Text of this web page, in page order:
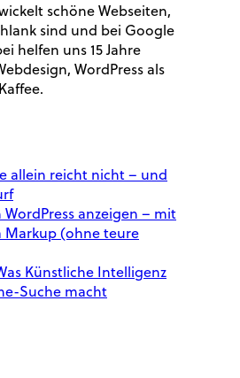
schöne Webseiten,
sind und bei Google
helfen uns 15 Jahre
WordPress als
allein reicht nicht – und
anzeigen – mit
Markup (ohne teure
Künstliche Intelligenz
Suche macht